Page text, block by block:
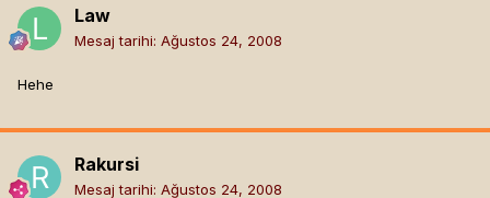
Law
Mesaj tarihi: Ağustos 24, 2008
Hehe
Rakursi
Mesaj tarihi: Ağustos 24, 2008